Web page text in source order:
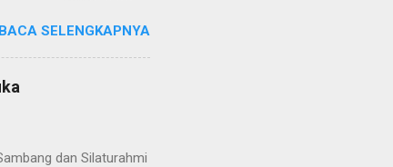
yang semakin
menegaskan, bahwa
kondusif. Ia juga
anak. "Kami ingin
BACA SELENGKAPNYA
dan Silaturahmi